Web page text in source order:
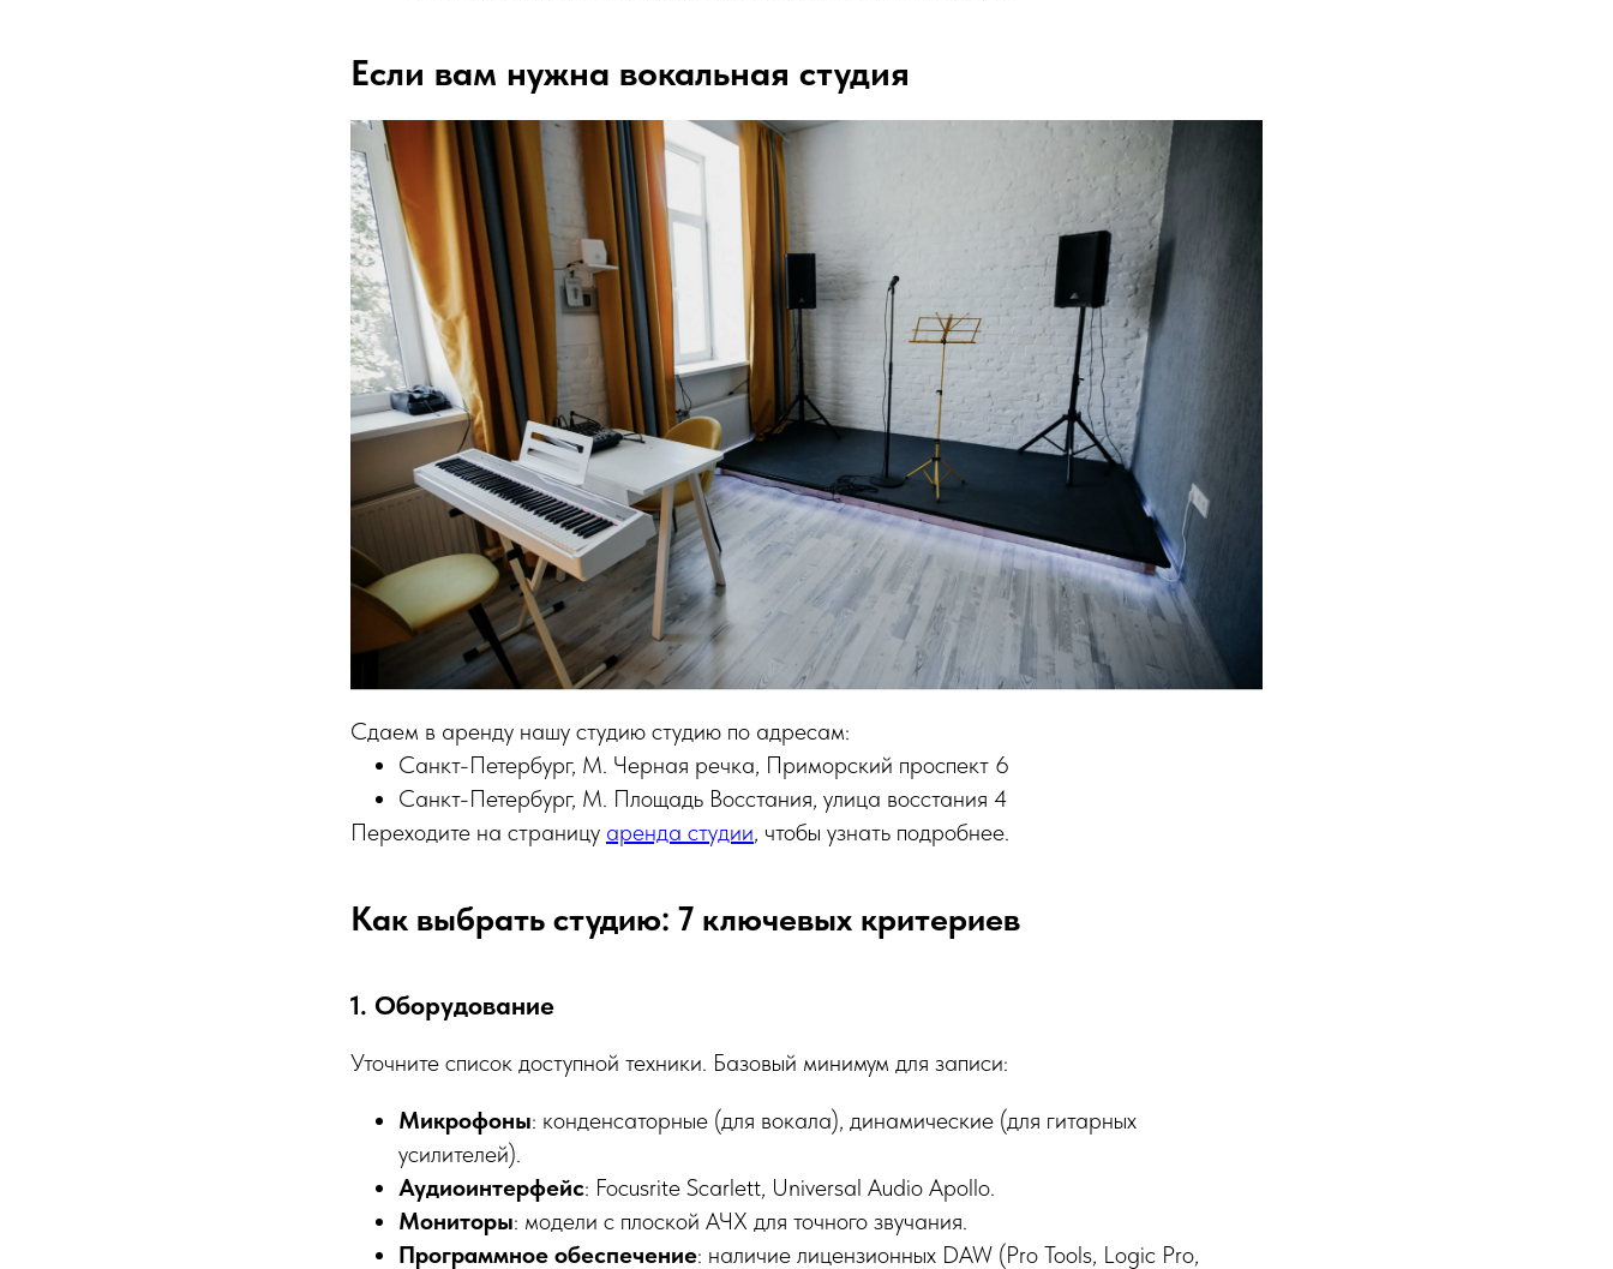
Если вам нужна вокальная студия
Сдаем в аренду нашу студию студию по адресам:
Санкт-Петербург, М. Черная речка, Приморский проспект 6
Санкт-Петербург, М. Площадь Восстания, улица восстания 4
Переходите на страницу аренда студии, чтобы узнать подробнее.
Как выбрать студию: 7 ключевых критериев
1. Оборудование
Уточните список доступной техники. Базовый минимум для записи:
Микрофоны: конденсаторные (для вокала), динамические (для гитарных
усилителей).
Аудиоинтерфейс: Focusrite Scarlett, Universal Audio Apollo.
Мониторы: модели с плоской АЧХ для точного звучания.
Программное обеспечение: наличие лицензионных DAW (Pro Tools, Logic Pro,